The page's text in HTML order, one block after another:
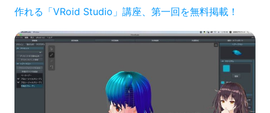
作れる「VRoid Studio」講座、第一回を無料掲載！